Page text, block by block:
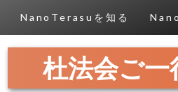
NanoTerasuを知る
杜法会ご